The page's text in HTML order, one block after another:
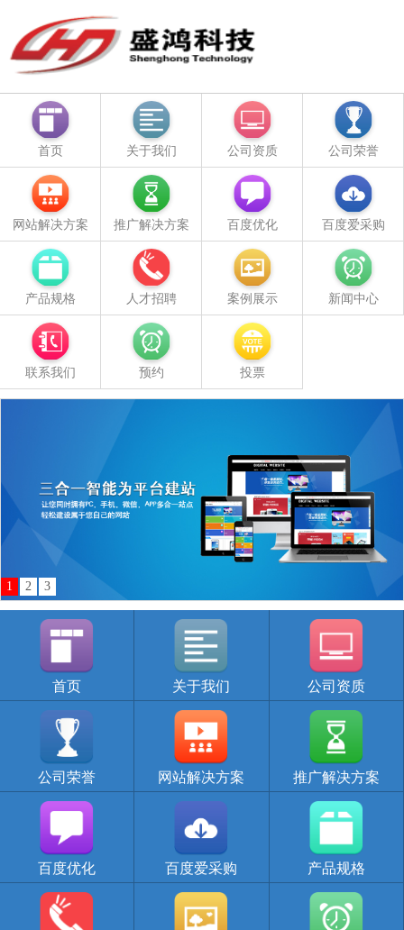
首页 关于我们 公司资质 公司荣誉
网站解决方案 推广解决方案 百度优化 百度爱采购
产品规格 人才招聘 案例展示 新闻中心
联系我们 预约 投票
1 2 3
首页 关于我们 公司资质
公司荣誉 网站解决方案 推广解决方案
百度优化 百度爱采购 产品规格